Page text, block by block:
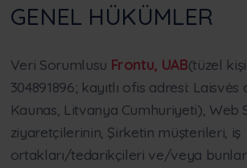
GENEL HÜKÜMLER
Veri Sorumlusu Frontu, UAB(tüzel
304891896; kayıtlı ofis adresi: Laisvės
Kaunas, Litvanya Cumhuriyeti), Web
ziyaretçilerinin, Şirketin müşterileri, iş
ortakları/tedarikçileri ve/veya